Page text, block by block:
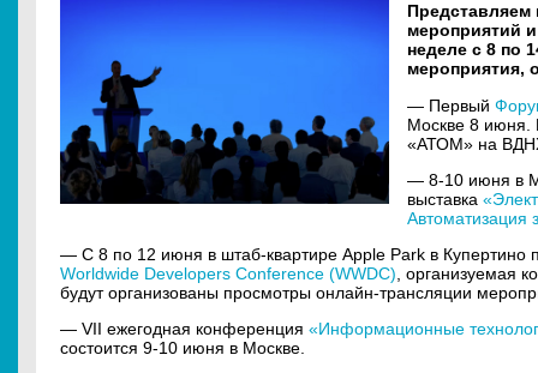
мероприятий
неделе с 8 по
мероприятия,
— Первый
Москве 8 июня.
«АТОМ» на
— 8-10 июня в
выставка
Автоматизация
— С 8 по 12 июня в штаб-квартире Apple Park в Купертино
Worldwide Developers Conference (WWDC) , организуемая
будут организованы просмотры онлайн-трансляции
— VII ежегодная конференция «Информационные
состоится 9-10 июня в Москве.